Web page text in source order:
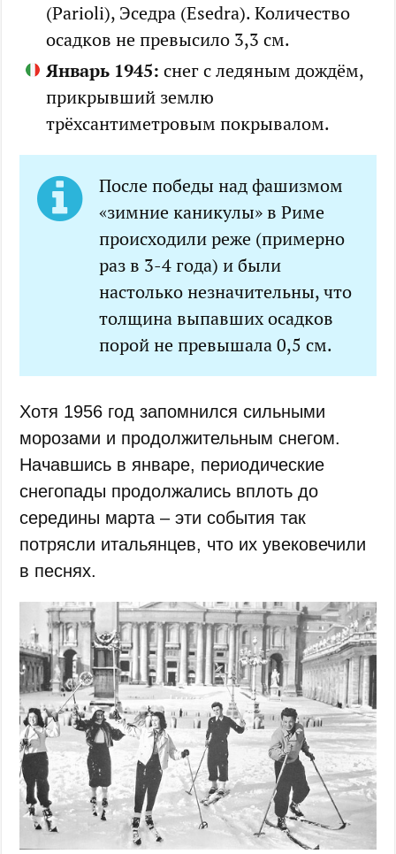
(Parioli), Эседра (Esedra). Количество
осадков не превысило 3,3 см.
Январь 1945: снег с ледяным дождём,
прикрывший землю
трёхсантиметровым покрывалом.
После победы над фашизмом
«зимние каникулы» в Риме
происходили реже (примерно
раз в 3-4 года) и были
настолько незначительны, что
толщина выпавших осадков
порой не превышала 0,5 см.
Хотя 1956 год запомнился сильными
морозами и продолжительным снегом.
Начавшись в январе, периодические
снегопады продолжались вплоть до
середины марта – эти события так
потрясли итальянцев, что их увековечили
в песнях.